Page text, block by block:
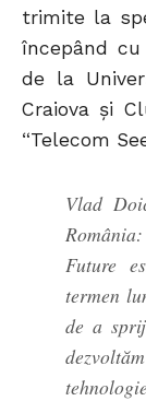
trimite la
începând
de la
Craiova și
“Telecom
Vlad
Future
termen
de a